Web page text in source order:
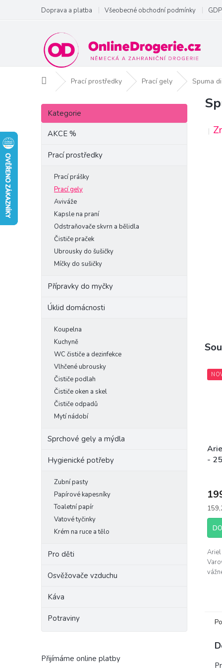
obsah
Doprava a platba Všeobecné obchodní podmínky
Domů Prací prostředky Prací gely Spuma
P
s
Přeskočit
kategorie
Kategorie
AKCE %
Prací prostředky
Prací prášky
Prací gely
Aviváže
Kapsle na praní
Odstraňovače skvrn a bělidla
Čističe praček
Ubrousky do šušičky
Míčky do sušičky
Přípravky do myčky
Úklid domácnosti
Koupelna
Kuchyně
WC čističe a dezinfekce
Vlhčené ubrousky
Čističe podlah
Čističe oken a skel
Čističe odpadů
Mytí nádobí
Sprchové gely a mýdla
Hygienické potřeby
Zubní pasty
Papírové kapesníky
Toaletní papír
Vatové tyčinky
Krém na ruce a tělo
Pro děti
Osvěžovače vzduchu
Káva
Potraviny
Přijímáme online platby
-
cena: